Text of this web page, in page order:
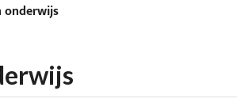
onderwijs